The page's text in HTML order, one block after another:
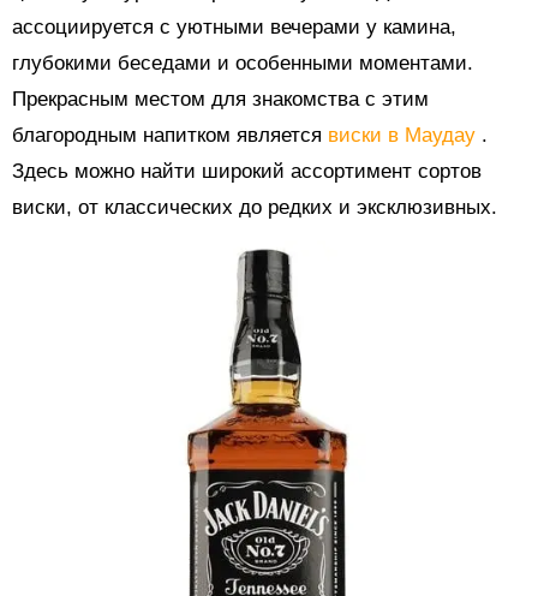
ассоциируется с уютными вечерами у камина,
глубокими беседами и особенными моментами.
Прекрасным местом для знакомства с этим
благородным напитком является виски в Маудау .
Здесь можно найти широкий ассортимент сортов
виски, от классических до редких и эксклюзивных.